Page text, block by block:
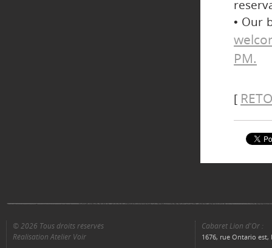
• Our
PM.
[
© 2026 Tous droits réservés
Réalisation Atelier Voir
Cabaret Lion d'Or :
1676, rue Ontario est,